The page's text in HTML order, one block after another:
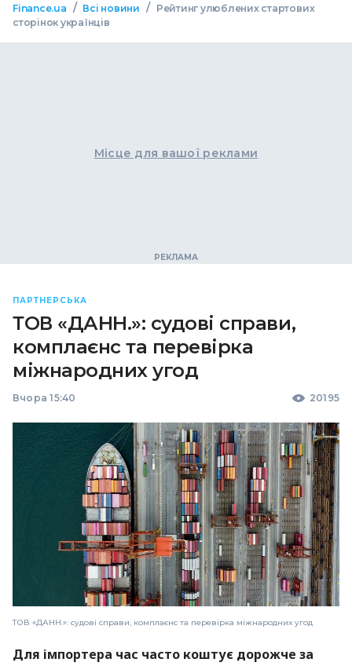
Finance.ua / Всі новини /
Рейтинг улюблених стартових
сторінок українців
Місце для вашої реклами
ПАРТНЕРСЬКА
ТОВ «ДАНН.»: судові справи,
комплаєнс та перевірка
міжнародних угод
Вчора 15:40 20195
ТОВ «ДАНН.»: судові справи, комплаєнс та перевірка міжнародних угод
Для імпортера час часто коштує дорожче за